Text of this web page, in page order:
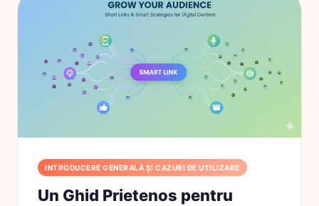
INTRODUCERE GENERALĂ ȘI CAZURI DE UTILIZARE
Un Ghid Prietenos pentru